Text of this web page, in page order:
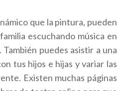
que la pintura, pueden
escuchando música en
También puedes asistir a una
tus hijos e hijas y variar las
Existen muchas páginas